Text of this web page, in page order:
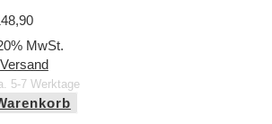
MwSt.
Versand
5-7 Werktage